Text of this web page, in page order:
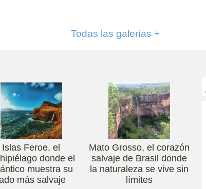
Todas las galerías +
Islas Feroe, el
donde el
muestra su
más salvaje
Mato Grosso, el corazón
salvaje de Brasil donde
la naturaleza se vive sin
límites